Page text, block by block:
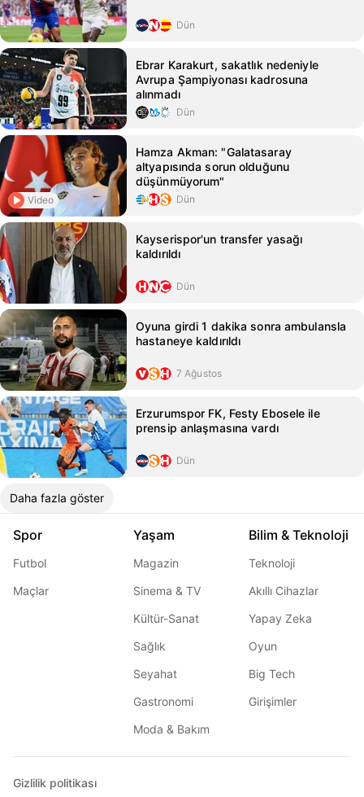
Dün
Ebrar Karakurt, sakatlık nedeniyle
Avrupa Şampiyonası kadrosuna
alınmadı
Dün
Video
Hamza Akman: "Galatasaray
altyapısında sorun olduğunu
düşünmüyorum"
Dün
Kayserispor'un transfer yasağı
kaldırıldı
Dün
Oyuna girdi 1 dakika sonra ambulansla
hastaneye kaldırıldı
7 Ağustos
Erzurumspor FK, Festy Ebosele ile
prensip anlaşmasına vardı
Dün
Daha fazla göster
Spor
Futbol
Maçlar
Yaşam
Magazin
Sinema & TV
Kültür-Sanat
Sağlık
Seyahat
Gastronomi
Moda & Bakım
Bilim & Teknoloji
Teknoloji
Akıllı Cihazlar
Yapay Zeka
Oyun
Big Tech
Girişimler
Gizlilik politikası